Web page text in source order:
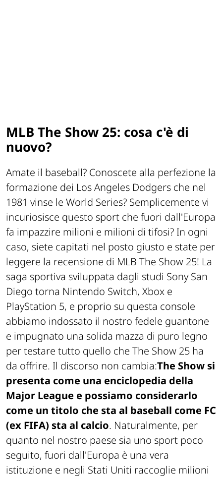
MLB The Show 25: cosa c'è di
nuovo?
Amate il baseball? Conoscete alla perfezione la
formazione dei Los Angeles Dodgers che nel
1981 vinse le World Series? Semplicemente vi
incuriosisce questo sport che fuori dall'Europa
fa impazzire milioni e milioni di tifosi? In ogni
caso, siete capitati nel posto giusto e state per
leggere la recensione di MLB The Show 25! La
saga sportiva sviluppata dagli studi Sony San
Diego torna Nintendo Switch, Xbox e
PlayStation 5, e proprio su questa console
abbiamo indossato il nostro fedele guantone
e impugnato una solida mazza di puro legno
per testare tutto quello che The Show 25 ha
da offrire. Il discorso non cambia:The Show si
presenta come una enciclopedia della
Major League e possiamo considerarlo
come un titolo che sta al baseball come FC
(ex FIFA) sta al calcio. Naturalmente, per
quanto nel nostro paese sia uno sport poco
seguito, fuori dall'Europa è una vera
istituzione e negli Stati Uniti raccoglie milioni